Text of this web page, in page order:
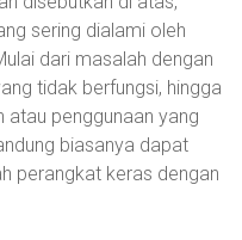
sering dialami oleh
dari masalah dengan
tidak berfungsi, hingga
penggunaan yang
biasanya dapat
perangkat keras dengan